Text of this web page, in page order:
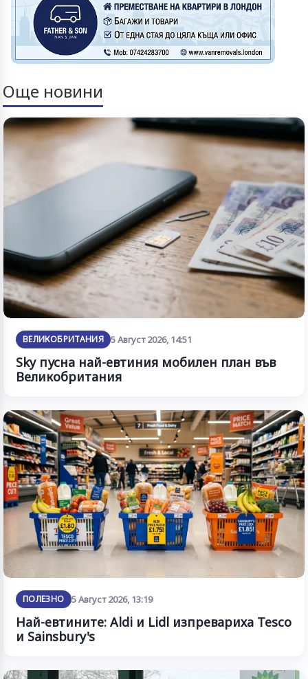
Още новини
ВЕЛИКОБРИТАНИЯ 5 Август 2026, 14:51
Sky пусна най-евтиния мобилен план във
Великобритания
ПОЛЕЗНО 5 Август 2026, 13:19
Най-евтините: Aldi и Lidl изпревариха Tesco
и Sainsbury's